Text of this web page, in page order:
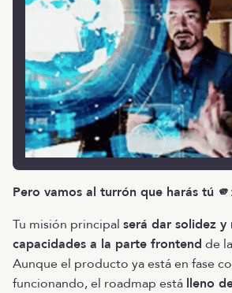
Pero vamos al turrón que harás tú
Tu misión principal será dar solidez y
capacidades a la parte frontend de
Aunque el producto ya está en fase
funcionando, el roadmap está lleno